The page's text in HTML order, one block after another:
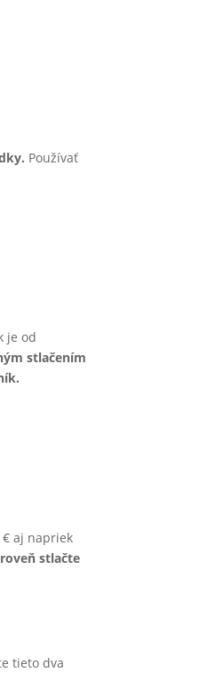
Používať
je od
stlačením
aj napriek
stlačte
tieto dva